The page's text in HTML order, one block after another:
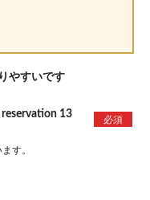
やすいです
13
必須
す。